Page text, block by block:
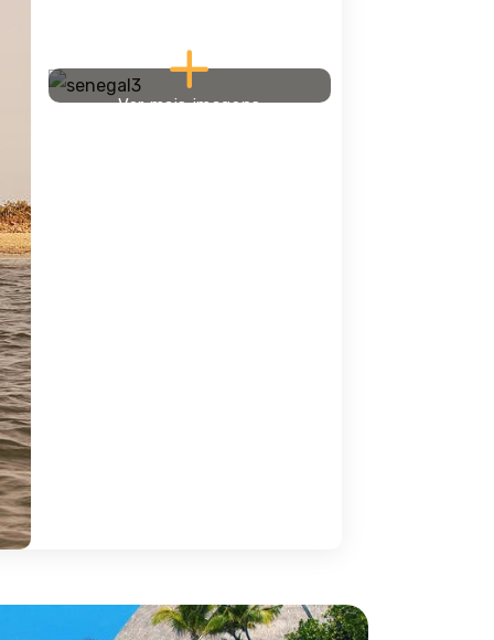
e ancestrais.
muitas vezes classificada como património
é contactar com culturas ancestrais.
físicas e psicológicas.
e a sua famosa Biblioteca, é Luxor e Assuão,
Ver mais imagens